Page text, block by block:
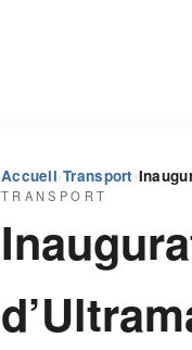
Accueil›Transport ›
TRANSPORT